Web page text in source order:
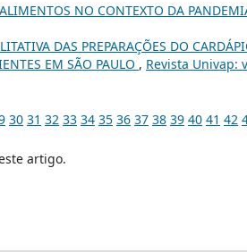
NO CONTEXTO DA
DAS PREPARAÇÕES DO
EM SÃO PAULO , Revista Univap:
30 31 32 33 34 35 36 37 38 39 40 41 42
artigo.